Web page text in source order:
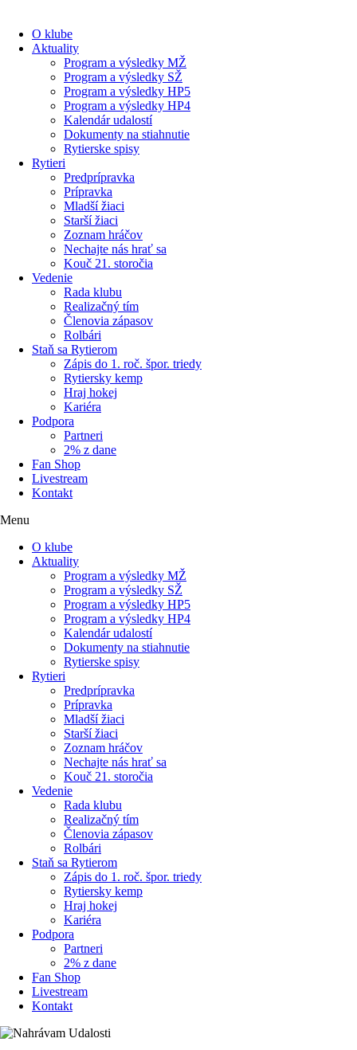
O klube
Aktuality
Program a výsledky MŽ
Program a výsledky SŽ
Program a výsledky HP5
Program a výsledky HP4
Kalendár udalostí
Dokumenty na stiahnutie
Rytierske spisy
Rytieri
Predprípravka
Prípravka
Mladší žiaci
Starší žiaci
Zoznam hráčov
Nechajte nás hrať sa
Kouč 21. storočia
Vedenie
Rada klubu
Realizačný tím
Členovia zápasov
Rolbári
Staň sa Rytierom
Zápis do 1. roč. špor. triedy
Rytiersky kemp
Hraj hokej
Kariéra
Podpora
Partneri
2% z dane
Fan Shop
Livestream
Kontakt
Menu
O klube
Aktuality
Program a výsledky MŽ
Program a výsledky SŽ
Program a výsledky HP5
Program a výsledky HP4
Kalendár udalostí
Dokumenty na stiahnutie
Rytierske spisy
Rytieri
Predprípravka
Prípravka
Mladší žiaci
Starší žiaci
Zoznam hráčov
Nechajte nás hrať sa
Kouč 21. storočia
Vedenie
Rada klubu
Realizačný tím
Členovia zápasov
Rolbári
Staň sa Rytierom
Zápis do 1. roč. špor. triedy
Rytiersky kemp
Hraj hokej
Kariéra
Podpora
Partneri
2% z dane
Fan Shop
Livestream
Kontakt